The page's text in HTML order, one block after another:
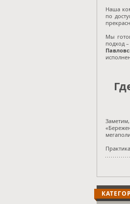
Наша
по
Мы
подход